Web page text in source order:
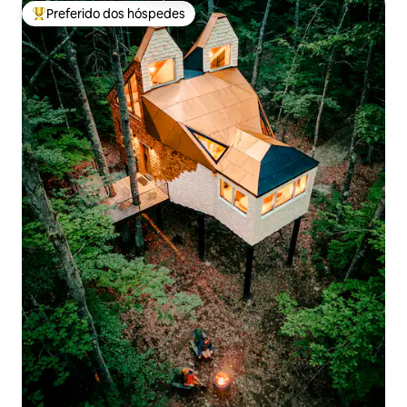
Entre os melhores preferidos dos hóspedes
Preferido dos hóspedes